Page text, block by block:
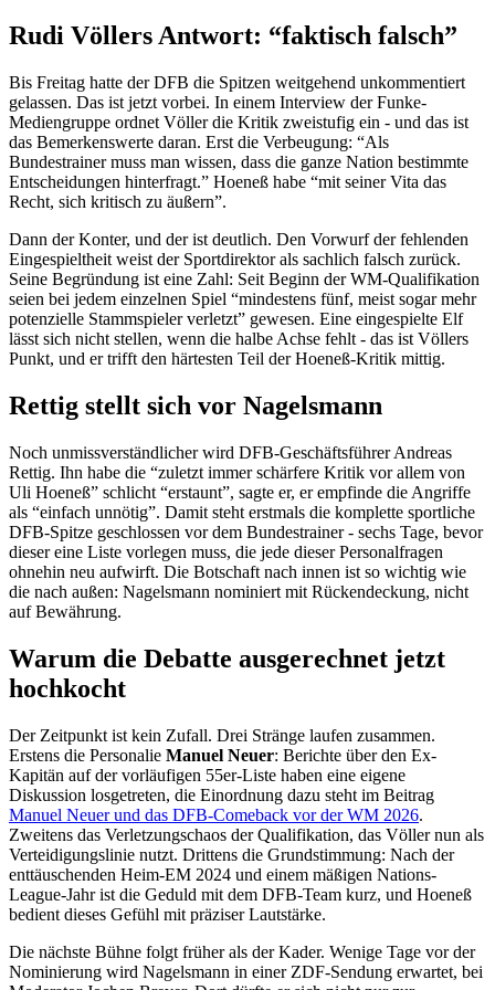
Rudi Völlers Antwort: “faktisch falsch”
Bis Freitag hatte der DFB die Spitzen weitgehend unkommentiert
gelassen. Das ist jetzt vorbei. In einem Interview der Funke-
Mediengruppe ordnet Völler die Kritik zweistufig ein - und das ist
das Bemerkenswerte daran. Erst die Verbeugung: “Als
Bundestrainer muss man wissen, dass die ganze Nation bestimmte
Entscheidungen hinterfragt.” Hoeneß habe “mit seiner Vita das
Recht, sich kritisch zu äußern”.
Dann der Konter, und der ist deutlich. Den Vorwurf der fehlenden
Eingespieltheit weist der Sportdirektor als sachlich falsch zurück.
Seine Begründung ist eine Zahl: Seit Beginn der WM-Qualifikation
seien bei jedem einzelnen Spiel “mindestens fünf, meist sogar mehr
potenzielle Stammspieler verletzt” gewesen. Eine eingespielte Elf
lässt sich nicht stellen, wenn die halbe Achse fehlt - das ist Völlers
Punkt, und er trifft den härtesten Teil der Hoeneß-Kritik mittig.
Rettig stellt sich vor Nagelsmann
Noch unmissverständlicher wird DFB-Geschäftsführer Andreas
Rettig. Ihn habe die “zuletzt immer schärfere Kritik vor allem von
Uli Hoeneß” schlicht “erstaunt”, sagte er, er empfinde die Angriffe
als “einfach unnötig”. Damit steht erstmals die komplette sportliche
DFB-Spitze geschlossen vor dem Bundestrainer - sechs Tage, bevor
dieser eine Liste vorlegen muss, die jede dieser Personalfragen
ohnehin neu aufwirft. Die Botschaft nach innen ist so wichtig wie
die nach außen: Nagelsmann nominiert mit Rückendeckung, nicht
auf Bewährung.
Warum die Debatte ausgerechnet jetzt
hochkocht
Der Zeitpunkt ist kein Zufall. Drei Stränge laufen zusammen.
Erstens die Personalie Manuel Neuer: Berichte über den Ex-
Kapitän auf der vorläufigen 55er-Liste haben eine eigene
Diskussion losgetreten, die Einordnung dazu steht im Beitrag
Manuel Neuer und das DFB-Comeback vor der WM 2026.
Zweitens das Verletzungschaos der Qualifikation, das Völler nun als
Verteidigungslinie nutzt. Drittens die Grundstimmung: Nach der
enttäuschenden Heim-EM 2024 und einem mäßigen Nations-
League-Jahr ist die Geduld mit dem DFB-Team kurz, und Hoeneß
bedient dieses Gefühl mit präziser Lautstärke.
Die nächste Bühne folgt früher als der Kader. Wenige Tage vor der
Nominierung wird Nagelsmann in einer ZDF-Sendung erwartet, bei